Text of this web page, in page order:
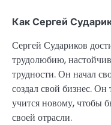
Как Сергей
Сергей Судариков
трудолюбию,
трудности. Он начал
создал свой бизнес. Он
учится новому, чтобы
своей отрасли.